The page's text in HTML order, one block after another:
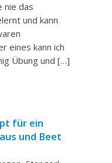
nie das
und kann
eines kann ich
Übung und […]
für ein
und Beet